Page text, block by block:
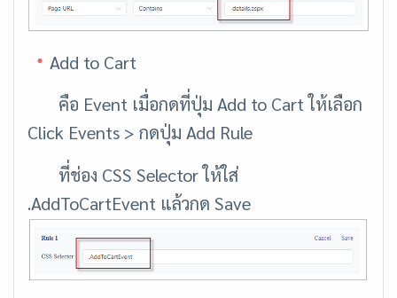
Add to Cart
คือ Event เมื่อกดที่ปุ่ม Add to Cart ให้เลือก
Click Events > กดปุ่ม Add Rule
ที่ช่อง CSS Selector ให้ใส่
.AddToCartEvent แล้วกด Save